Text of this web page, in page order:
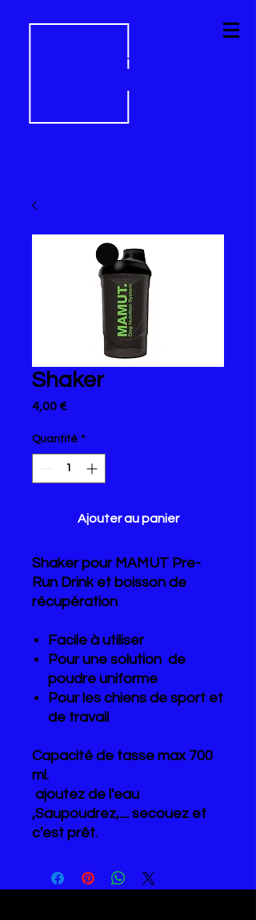
Shaker
4,00 €Prix
Quantité *
Ajouter au panier
Shaker pour MAMUT Pre-
Run Drink et boisson de
récupération
Facile à utiliser
Pour une solution de
poudre uniforme
Pour les chiens de sport et
de travail
Capacité de tasse max 700
ml.
ajoutez de l'eau
,Saupoudrez,.... secouez et
c'est prêt.